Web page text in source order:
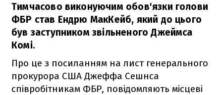
Тимчасово виконуючим обов'язки голови
ФБР став Ендрю МакКейб, який до цього
був заступником звільненого Джеймса
Комі.
Про це з посиланням на лист генерального
прокурора США Джеффа Сешнса
співробітникам ФБР, повідомляють місцеві